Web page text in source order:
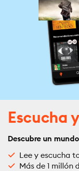
Escucha
Descubre un
Lee y escucha
Más de 1 millón